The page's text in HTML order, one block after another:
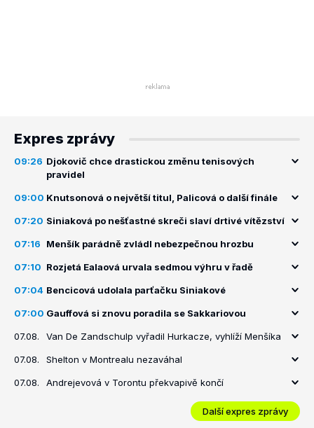
Expres zprávy
09:26 Djokovič chce drastickou změnu tenisových
pravidel
09:00 Knutsonová o největší titul, Palicová o další finále
07:20 Siniaková po nešťastné skreči slaví drtivé vítězství
07:16 Menšík parádně zvládl nebezpečnou hrozbu
07:10 Rozjetá Ealaová urvala sedmou výhru v řadě
07:04 Bencicová udolala parťačku Siniakové
07:00 Gauffová si znovu poradila se Sakkariovou
07.08. Van De Zandschulp vyřadil Hurkacze, vyhlíží Menšíka
07.08. Shelton v Montrealu nezaváhal
07.08. Andrejevová v Torontu překvapivě končí
Další expres zprávy